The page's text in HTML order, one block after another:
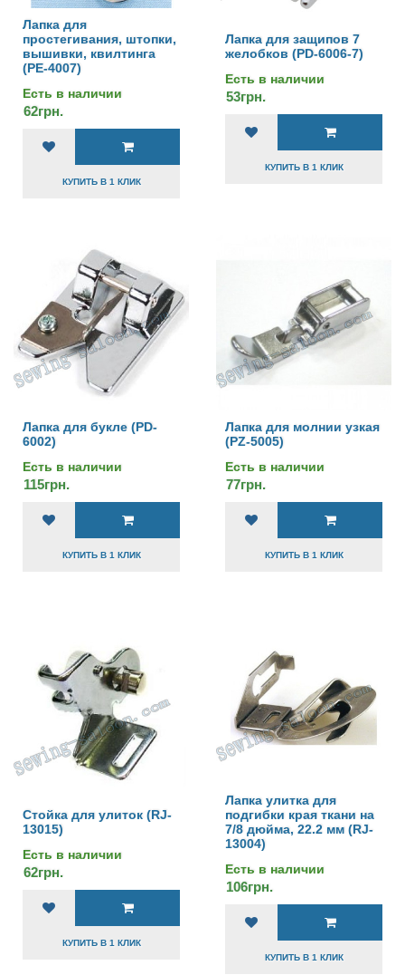
Лапка для
простегивания, штопки,
вышивки, квилтинга
(PE-4007)
Есть в наличии
62грн.
КУПИТЬ В 1 КЛИК
Лапка для защипов 7
желобков (PD-6006-7)
Есть в наличии
53грн.
КУПИТЬ В 1 КЛИК
Лапка для букле (PD-
6002)
Есть в наличии
115грн.
КУПИТЬ В 1 КЛИК
Лапка для молнии узкая
(PZ-5005)
Есть в наличии
77грн.
КУПИТЬ В 1 КЛИК
Стойка для улиток (RJ-
13015)
Есть в наличии
62грн.
КУПИТЬ В 1 КЛИК
Лапка улитка для
подгибки края ткани на
7/8 дюйма, 22.2 мм (RJ-
13004)
Есть в наличии
106грн.
КУПИТЬ В 1 КЛИК